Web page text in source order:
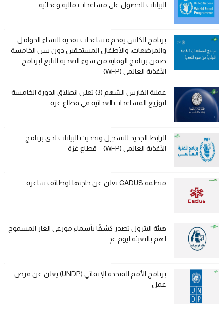
البيانات للحصول على مساعدات مالية وغذائية
برنامج الكاش يقدم مساعدات نقدية للنساء الحوامل
والمرضعات، والأطفال المستحقين دون سن الخامسة
ضمن برنامج الوقاية من سوء التغذية التابع لبرنامج
الأغذية العالمي (WFP)
عملية الفارس الشهم (3) تعلن انطلاق الدورة الخامسة
لتوزيع المساعدات الغذائية في قطاع غزة
الرابط الجديد للتسجيل وتحديث البيانات لدى برنامج
الأغذية العالمي (WFP) – قطاع غزة
منظمة CADUS تعلن عن حاجتها لوظائف شاغرة
هيئة البترول تصدر كشفًا بأسماء موزعي الغاز المسموح
لهم بالتعبئة ليوم غدٍ
برنامج الأمم المتحدة الإنمائي (UNDP) يعلن عن فرص
عمل